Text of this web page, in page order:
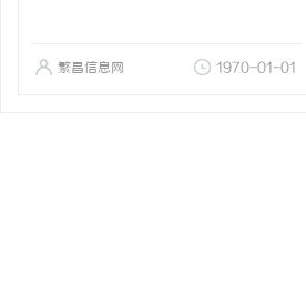
繁昌信息网 1970-01-01